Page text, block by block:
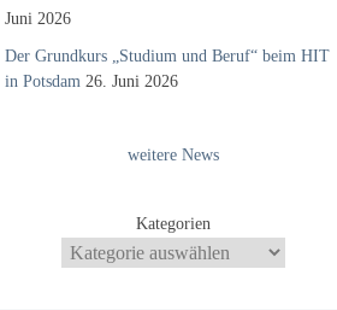
Juni 2026
Der Grundkurs „Studium und Beruf“ beim HIT
in Potsdam 26. Juni 2026
weitere News
Kategorien